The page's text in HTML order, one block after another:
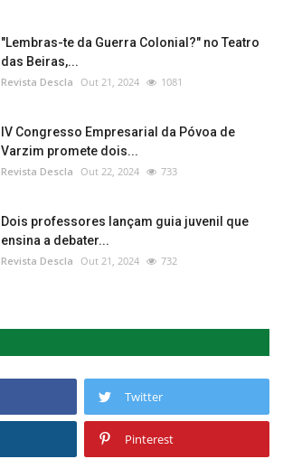
"Lembras-te da Guerra Colonial?" no Teatro
das Beiras,...
Revista Descla Out 21, 2024 1081
IV Congresso Empresarial da Póvoa de
Varzim promete dois...
Revista Descla Out 22, 2024 733
Dois professores lançam guia juvenil que
ensina a debater...
Revista Descla Out 21, 2024 732
Twitter
Pinterest